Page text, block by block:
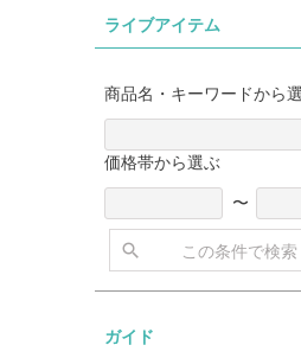
ライブアイテム
商品名・キーワードから
価格帯から選ぶ
〜
この条件で検索
ガイド